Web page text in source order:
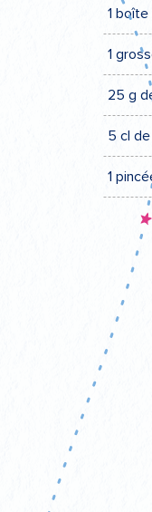
1
1
25 g
5 cl
1